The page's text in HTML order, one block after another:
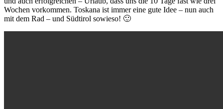
Wochen vorkommen. Toskana ist immer eine gute Idee – nun auch
mit dem Rad – und Südtirol sowieso! 🙂